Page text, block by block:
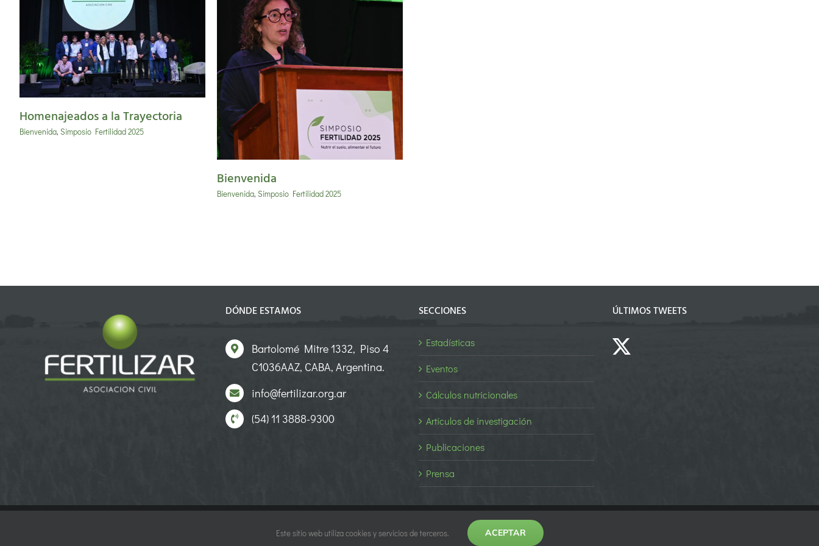
Homenajeados a la Trayectoria
Bienvenida, Simposio Fertilidad 2025
Bienvenida
Bienvenida
Bienvenida, Simposio Fertilidad 2025
DÓNDE ESTAMOS
Bartolomé Mitre 1332, Piso 4
C1036AAZ, CABA, Argentina.
info@fertilizar.org.ar
(54) 11 3888-9300
SECCIONES
Estadísticas
Eventos
Cálculos nutricionales
Artículos de investigación
Publicaciones
Prensa
ÚLTIMOS TWEETS
Empower Marketing
Este sitio web utiliza cookies y servicios de terceros. ACEPTAR